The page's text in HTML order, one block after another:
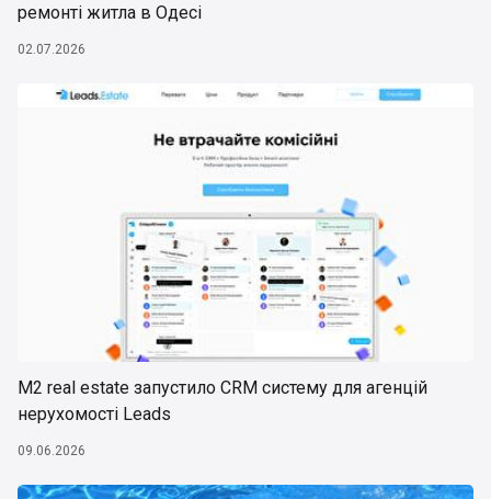
ремонті житла в Одесі
02.07.2026
М2 real estate запустило CRM систему для агенцій
нерухомості Leads
09.06.2026